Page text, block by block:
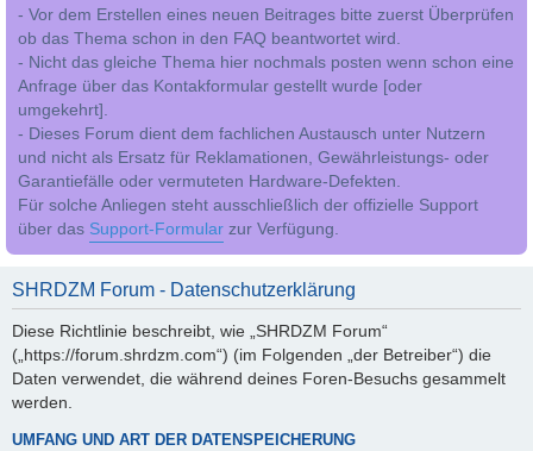
- Vor dem Erstellen eines neuen Beitrages bitte zuerst Überprüfen
ob das Thema schon in den FAQ beantwortet wird.
- Nicht das gleiche Thema hier nochmals posten wenn schon eine
Anfrage über das Kontakformular gestellt wurde [oder
umgekehrt].
- Dieses Forum dient dem fachlichen Austausch unter Nutzern
und nicht als Ersatz für Reklamationen, Gewährleistungs- oder
Garantiefälle oder vermuteten Hardware-Defekten.
Für solche Anliegen steht ausschließlich der offizielle Support
über das Support-Formular zur Verfügung.
SHRDZM Forum - Datenschutzerklärung
Diese Richtlinie beschreibt, wie „SHRDZM Forum“
(„https://forum.shrdzm.com“) (im Folgenden „der Betreiber“) die
Daten verwendet, die während deines Foren-Besuchs gesammelt
werden.
UMFANG UND ART DER DATENSPEICHERUNG